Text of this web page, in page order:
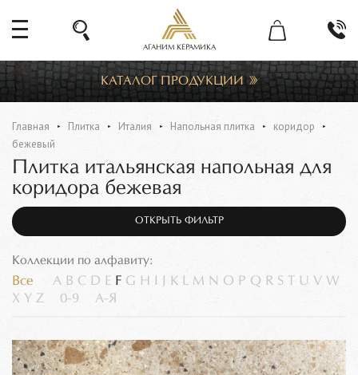
АГАНИМ КЕРАМИКА
КАТАЛОГ ПРОДУКЦИИ
Главная Плитка Италия Напольная плитка
коридор
бежевый
Плитка итальянская напольная для
коридора бежевая
ОТКРЫТЬ ФИЛЬТР
Коллекции по алфавиту:
Все A B C D E F G H K L M N O P Q R S U V W
X Y Z 0-9 А-Я